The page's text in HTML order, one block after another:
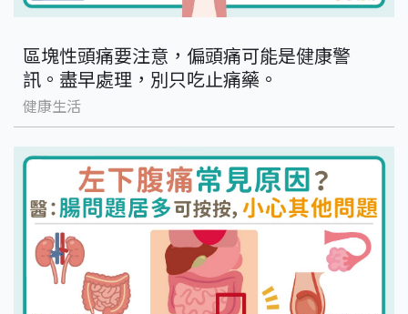
區塊性頭痛要注意，偏頭痛可能是健康警
訊。盡早處理，別只吃止痛藥。
健康生活